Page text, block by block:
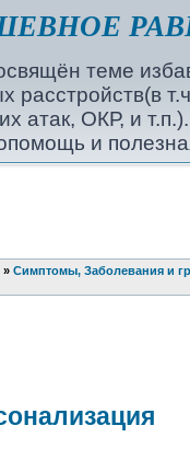
теме
расстройств(в
атак, ОКР, и
и
» Симптомы, Заболевания и